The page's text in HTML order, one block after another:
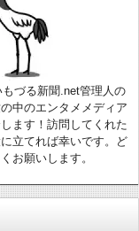
づる新聞.net管理人の
中のエンタメメディア
ます！訪問してくれた
立てれば幸いです。ど
お願いします。